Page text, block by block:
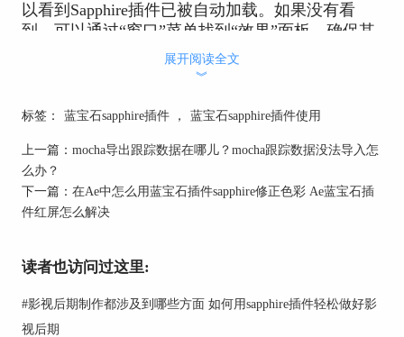
以看到Sapphire插件已被自动加载。如果没有看
到，可以通过“窗口”菜单找到“效果”面板，确保其
所需的特效拖拽到时间轴上的视频片段上。
Sapphire插件包括了多种特效，如Sapphire Blur、
Sapphire Glow、Sapphire Distort等，您可以根据需
求选择合适的特效。
4. 调整特效参数：将特效应用到视频片段后，选择
到Sapphire特效的详细参数。通过调整参数，可以
微调特效效果，以达到最佳的视觉效果。例如，调
整Sapphire Glow的亮度、颜色和扩散参数，创建不
同的光效效果。
展开阅读全文
︾
标签： 蓝宝石sapphire插件 ， 蓝宝石sapphire插件使用
上一篇： mocha导出跟踪数据在哪儿？mocha跟踪数据没法导入怎
么办？
下一篇： 在Ae中怎么用蓝宝石插件sapphire修正色彩 Ae蓝宝石插
件红屏怎么解决
读者也访问过这里:
#影视后期制作都涉及到哪些方面 如何用sapphire插件轻松做好影
视后期